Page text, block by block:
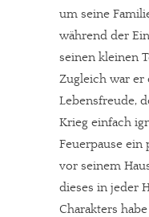
um seine
während der
seinen kleinen
Zugleich war
Lebensfreude,
Krieg einfach
Feuerpause ein
vor seinem
dieses in jeder
Charakters